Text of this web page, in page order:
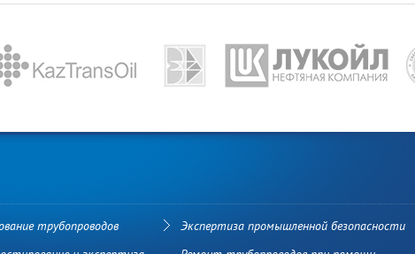
трубопроводов
Экспертиза промышленной безопасности